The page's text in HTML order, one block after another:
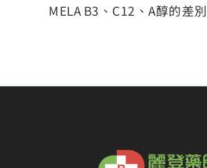
MELA B3、C12、A醇的差別